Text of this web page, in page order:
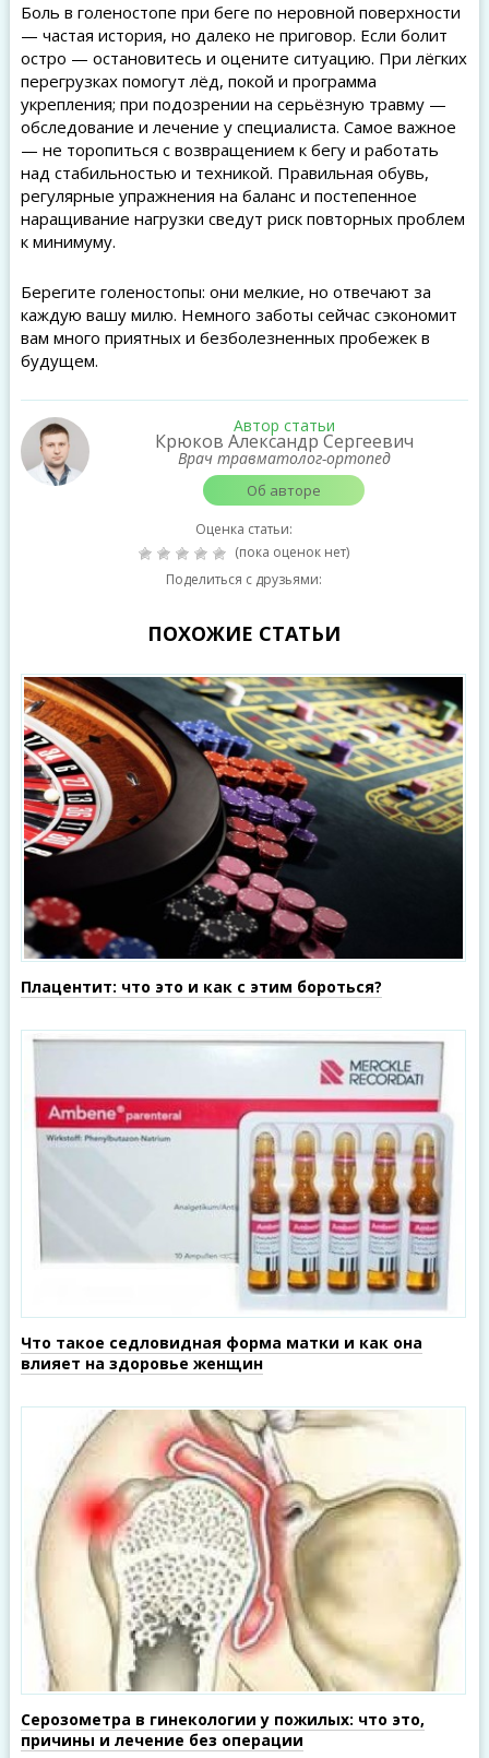
Боль в голеностопе при беге по неровной поверхности
— частая история, но далеко не приговор. Если болит
остро — остановитесь и оцените ситуацию. При лёгких
перегрузках помогут лёд, покой и программа
укрепления; при подозрении на серьёзную травму —
обследование и лечение у специалиста. Самое важное
— не торопиться с возвращением к бегу и работать
над стабильностью и техникой. Правильная обувь,
регулярные упражнения на баланс и постепенное
наращивание нагрузки сведут риск повторных проблем
к минимуму.
Берегите голеностопы: они мелкие, но отвечают за
каждую вашу милю. Немного заботы сейчас сэкономит
вам много приятных и безболезненных пробежек в
будущем.
Автор статьи
Крюков Александр Сергеевич
Врач травматолог-ортопед
Об авторе
Оценка статьи:
(пока оценок нет)
Поделиться с друзьями:
ПОХОЖИЕ СТАТЬИ
Плацентит: что это и как с этим бороться?
Что такое седловидная форма матки и как она
влияет на здоровье женщин
Серозометра в гинекологии у пожилых: что это,
причины и лечение без операции